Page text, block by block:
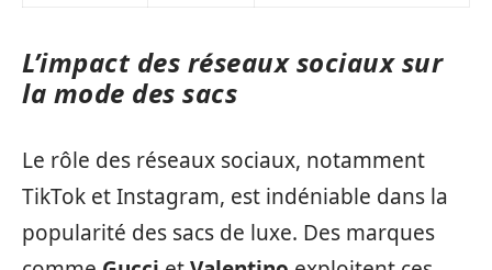
L’impact des réseaux sociaux sur
la mode des sacs
Le rôle des réseaux sociaux, notamment
TikTok et Instagram, est indéniable dans la
popularité des sacs de luxe. Des marques